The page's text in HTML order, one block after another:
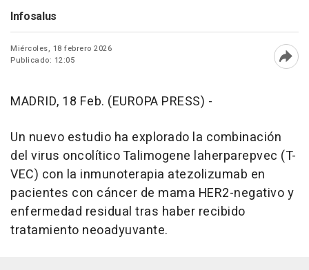
Infosalus
Miércoles, 18 febrero 2026
Publicado: 12:05
MADRID, 18 Feb. (EUROPA PRESS) -
Un nuevo estudio ha explorado la combinación
del virus oncolítico Talimogene laherparepvec (T-
VEC) con la inmunoterapia atezolizumab en
pacientes con cáncer de mama HER2-negativo y
enfermedad residual tras haber recibido
tratamiento neoadyuvante.